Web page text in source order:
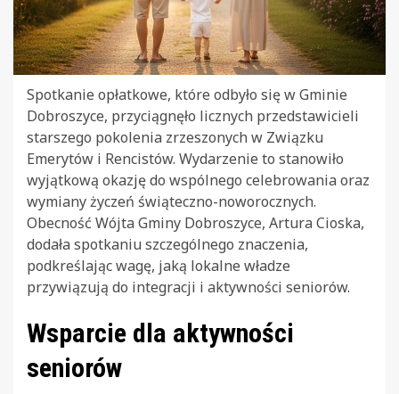
Spotkanie opłatkowe, które odbyło się w Gminie
Dobroszyce, przyciągnęło licznych przedstawicieli
starszego pokolenia zrzeszonych w Związku
Emerytów i Rencistów. Wydarzenie to stanowiło
wyjątkową okazję do wspólnego celebrowania oraz
wymiany życzeń świąteczno-noworocznych.
Obecność Wójta Gminy Dobroszyce, Artura Cioska,
dodała spotkaniu szczególnego znaczenia,
podkreślając wagę, jaką lokalne władze
przywiązują do integracji i aktywności seniorów.
Wsparcie dla aktywności
seniorów